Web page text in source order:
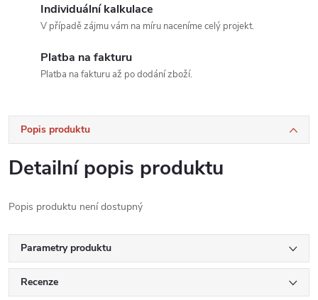
Individuální kalkulace
V případě zájmu vám na míru naceníme celý projekt.
Platba na fakturu
Platba na fakturu až po dodání zboží.
Popis produktu
Detailní popis produktu
Popis produktu není dostupný
Parametry produktu
Recenze